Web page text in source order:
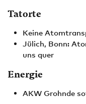
Tatorte
Keine
Jülich, Bonn:
uns quer
Energie
AKW Grohnde